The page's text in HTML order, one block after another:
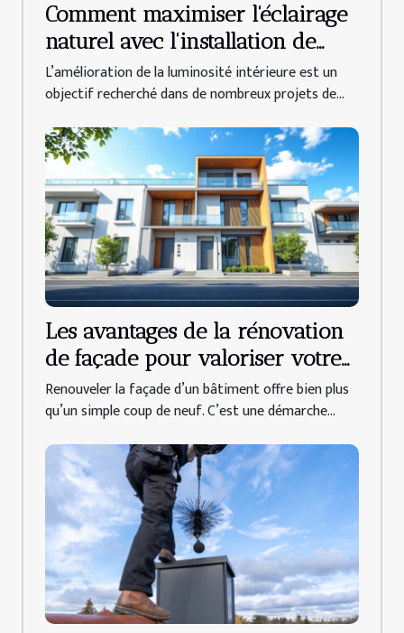
Comment maximiser l'éclairage
naturel avec l'installation de
fenêtres de toit ?
L’amélioration de la luminosité intérieure est un
objectif recherché dans de nombreux projets de...
Les avantages de la rénovation
de façade pour valoriser votre
propriété
Renouveler la façade d’un bâtiment offre bien plus
qu’un simple coup de neuf. C’est une démarche...